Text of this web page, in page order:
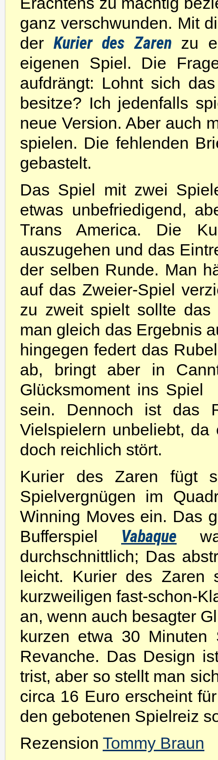
ganz verschwunden. Mit
derKurier des Zaren zu
eigenen Spiel. Die
aufdrängt: Lohnt sich
besitze? Ich jedenfalls
neue Version. Aber auch
spielen. Die fehlenden
gebastelt.
Das Spiel mit zwei
etwas unbefriedigend,
Trans America. Die
auszugehen und das
der selben Runde. Man
auf das Zweier-Spiel
zu zweit spielt sollte das
man gleich das Ergebnis
hingegen federt das
ab, bringt aber in
Glücksmoment ins Spiel
sein. Dennoch ist das
Vielspielern unbeliebt,
doch reichlich stört.
Kurier des Zaren fügt
Spielvergnügen im
Winning Moves ein. Das
Bufferspiel Vabaque
durchschnittlich; Das
leicht. Kurier des Zaren
kurzweiligen fast-schon-
an, wenn auch besagter
kurzen etwa 30 Minuten
Revanche. Das Design
trist, aber so stellt man
circa 16 Euro erscheint
den gebotenen Spielreiz
Rezension Tommy Braun